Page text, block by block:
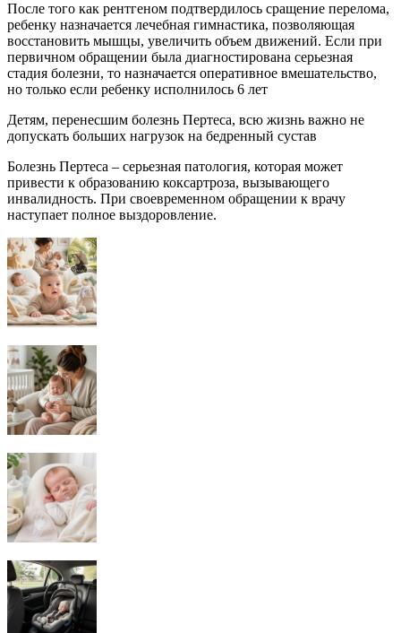
После того как рентгеном подтвердилось сращение перелома,
ребенку назначается лечебная гимнастика, позволяющая
восстановить мышцы, увеличить объем движений. Если при
первичном обращении была диагностирована серьезная
стадия болезни, то назначается оперативное вмешательство,
но только если ребенку исполнилось 6 лет
Детям, перенесшим болезнь Пертеса, всю жизнь важно не
допускать больших нагрузок на бедренный сустав
Болезнь Пертеса – серьезная патология, которая может
привести к образованию коксартроза, вызывающего
инвалидность. При своевременном обращении к врачу
наступает полное выздоровление.